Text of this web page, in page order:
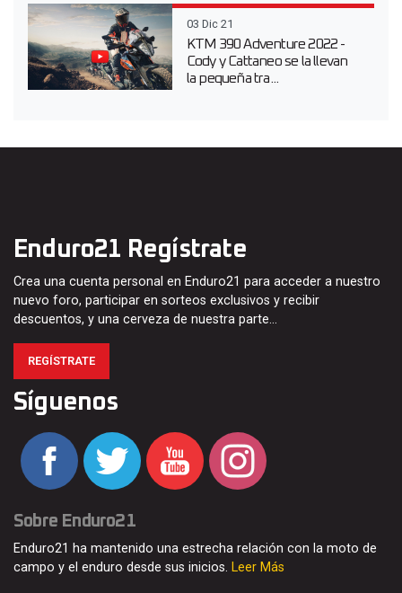
03 Dic 21
KTM 390 Adventure 2022 -
Cody y Cattaneo se la llevan
la pequeña tra...
Enduro21 Regístrate
Crea una cuenta personal en Enduro21 para acceder a nuestro
nuevo foro, participar en sorteos exclusivos y recibir
descuentos, y una cerveza de nuestra parte…
REGÍSTRATE
Síguenos
Sobre Enduro21
Enduro21 ha mantenido una estrecha relación con la moto de
campo y el enduro desde sus inicios. Leer Más